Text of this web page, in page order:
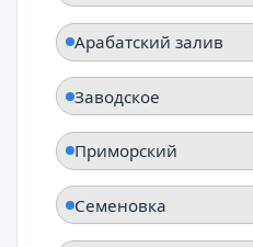
Арабатский залив
Заводское
Приморский
Семеновка